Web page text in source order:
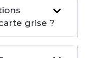
grise ?